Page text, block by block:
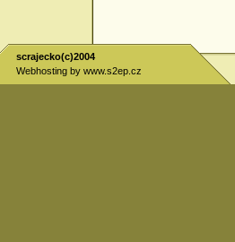
scrajecko(c)2004
Webhosting by www.s2ep.cz